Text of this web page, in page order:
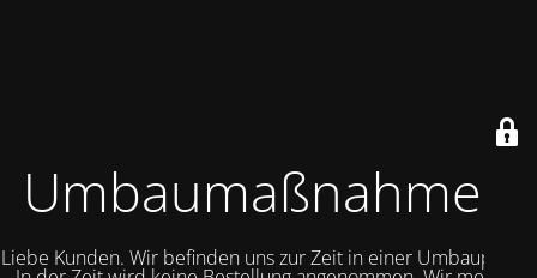
Umbaumaßnahmen
Liebe Kunden. Wir befinden uns zur Zeit in einer Umbauphase.